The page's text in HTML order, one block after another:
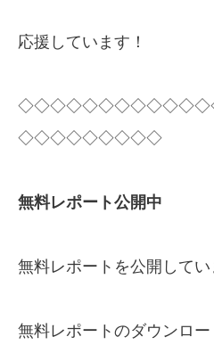
応援しています！
◇◇◇◇◇◇◇◇◇
無料レポート公開中
無料レポートを公開してい
無料レポートのダウンロ